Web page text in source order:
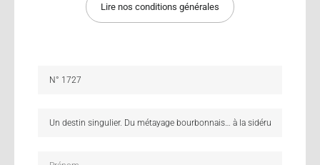
Lire nos conditions générales